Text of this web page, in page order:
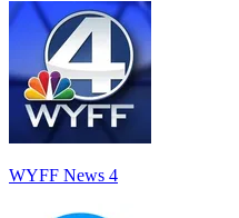
WYFF News 4